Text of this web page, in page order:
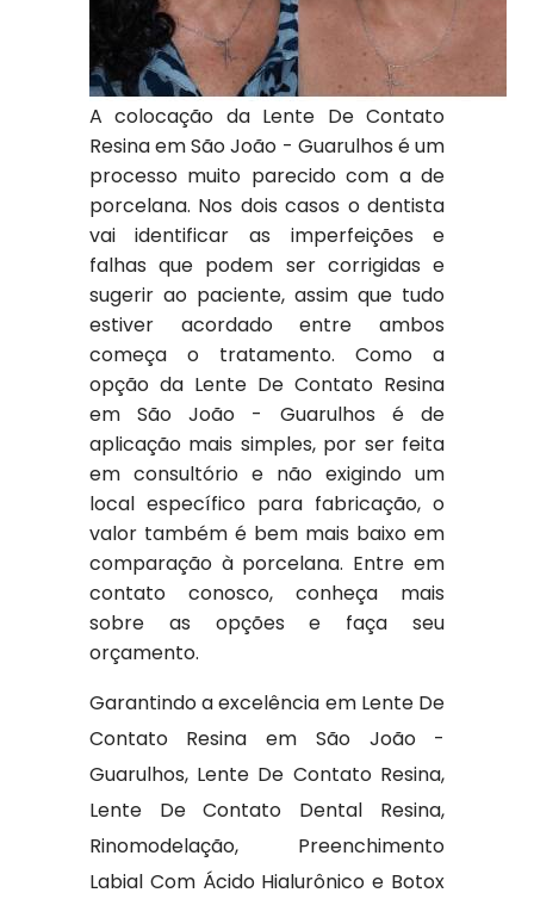
A colocação da Lente De Contato
Resina em São João - Guarulhos é um
processo muito parecido com a de
porcelana. Nos dois casos o dentista
vai identificar as imperfeições e
falhas que podem ser corrigidas e
sugerir ao paciente, assim que tudo
estiver acordado entre ambos
começa o tratamento. Como a
opção da Lente De Contato Resina
em São João - Guarulhos é de
aplicação mais simples, por ser feita
em consultório e não exigindo um
local específico para fabricação, o
valor também é bem mais baixo em
comparação à porcelana. Entre em
contato conosco, conheça mais
sobre as opções e faça seu
orçamento.
Garantindo a excelência em Lente De
Contato Resina em São João -
Guarulhos, Lente De Contato Resina,
Lente De Contato Dental Resina,
Rinomodelação, Preenchimento
Labial Com Ácido Hialurônico e Botox